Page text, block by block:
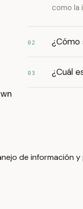
como la
02 ¿Cómo
03 ¿Cuál
de información